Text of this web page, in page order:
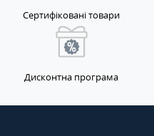
Сертифіковані товари
Дисконтна програма